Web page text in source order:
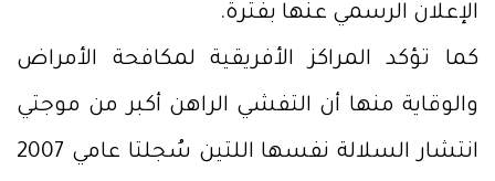
الإعلان الرسمي عنها بفترة.
كما تؤكد المراكز الأفريقية لمكافحة الأمراض
والوقاية منها أن التفشي الراهن أكبر من موجتي
انتشار السلالة نفسها اللتين سُجلتا عامي 2007